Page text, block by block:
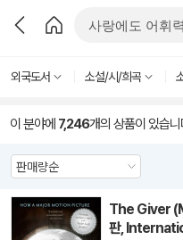
외국도서 소설/시/희곡
이 분야에 7,246개의 상품이 있습니
The Giver
판,